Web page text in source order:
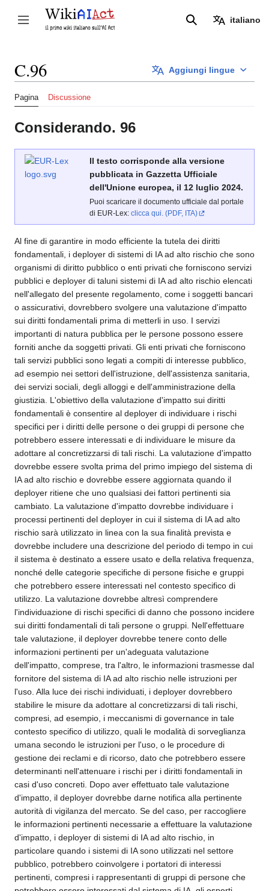
contenuto
Attiva/disattiva la barra laterale Ricerca italiano
Aggiungi lingue
C.96
Pagina Discussione
Considerando. 96
Il testo corrisponde alla versione
pubblicata in Gazzetta Ufficiale
dell'Unione europea, il 12 luglio 2024.
Puoi scaricare il documento ufficiale dal portale
di EUR-Lex: clicca qui. (PDF, ITA)
Al fine di garantire in modo efficiente la tutela dei diritti
fondamentali, i deployer di sistemi di IA ad alto rischio che sono
organismi di diritto pubblico o enti privati che forniscono servizi
pubblici e deployer di taluni sistemi di IA ad alto rischio elencati
nell'allegato del presente regolamento, come i soggetti bancari
o assicurativi, dovrebbero svolgere una valutazione d'impatto
sui diritti fondamentali prima di metterli in uso. I servizi
importanti di natura pubblica per le persone possono essere
forniti anche da soggetti privati. Gli enti privati che forniscono
tali servizi pubblici sono legati a compiti di interesse pubblico,
ad esempio nei settori dell'istruzione, dell'assistenza sanitaria,
dei servizi sociali, degli alloggi e dell'amministrazione della
giustizia. L'obiettivo della valutazione d'impatto sui diritti
fondamentali è consentire al deployer di individuare i rischi
specifici per i diritti delle persone o dei gruppi di persone che
potrebbero essere interessati e di individuare le misure da
adottare al concretizzarsi di tali rischi. La valutazione d'impatto
dovrebbe essere svolta prima del primo impiego del sistema di
IA ad alto rischio e dovrebbe essere aggiornata quando il
deployer ritiene che uno qualsiasi dei fattori pertinenti sia
cambiato. La valutazione d'impatto dovrebbe individuare i
processi pertinenti del deployer in cui il sistema di IA ad alto
rischio sarà utilizzato in linea con la sua finalità prevista e
dovrebbe includere una descrizione del periodo di tempo in cui
il sistema è destinato a essere usato e della relativa frequenza,
nonché delle categorie specifiche di persone fisiche e gruppi
che potrebbero essere interessati nel contesto specifico di
utilizzo. La valutazione dovrebbe altresì comprendere
l'individuazione di rischi specifici di danno che possono incidere
sui diritti fondamentali di tali persone o gruppi. Nell'effettuare
tale valutazione, il deployer dovrebbe tenere conto delle
informazioni pertinenti per un'adeguata valutazione
dell'impatto, comprese, tra l'altro, le informazioni trasmesse dal
fornitore del sistema di IA ad alto rischio nelle istruzioni per
l'uso. Alla luce dei rischi individuati, i deployer dovrebbero
stabilire le misure da adottare al concretizzarsi di tali rischi,
compresi, ad esempio, i meccanismi di governance in tale
contesto specifico di utilizzo, quali le modalità di sorveglianza
umana secondo le istruzioni per l'uso, o le procedure di
gestione dei reclami e di ricorso, dato che potrebbero essere
determinanti nell'attenuare i rischi per i diritti fondamentali in
casi d'uso concreti. Dopo aver effettuato tale valutazione
d'impatto, il deployer dovrebbe darne notifica alla pertinente
autorità di vigilanza del mercato. Se del caso, per raccogliere
le informazioni pertinenti necessarie a effettuare la valutazione
d'impatto, i deployer di sistemi di IA ad alto rischio, in
particolare quando i sistemi di IA sono utilizzati nel settore
pubblico, potrebbero coinvolgere i portatori di interessi
pertinenti, compresi i rappresentanti di gruppi di persone che